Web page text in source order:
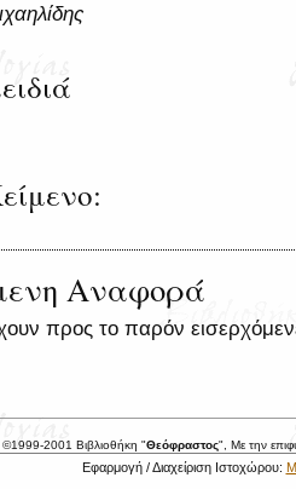
Αναφορά
προς το παρόν
©1999-2001 Βιβλιοθήκη "Θεόφραστος", Με την
Εφαρμογή / Διαχείριση Ιστοχώρου: